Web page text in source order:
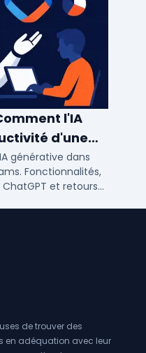
l'IA
d'une
générative dans
Fonctionnalités,
et retours
de trouver des
en adéquation avec leur